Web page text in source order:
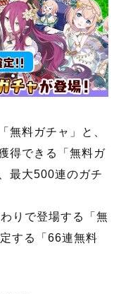
無料ガチャ」と、
得できる「無料ガ
最大500連のガチ
りで登場する「無
する「66連無料